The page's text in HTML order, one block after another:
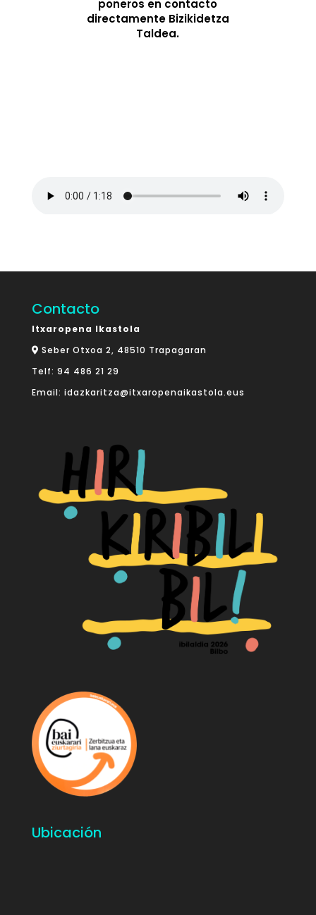
poneros en contacto
directamente Bizikidetza
Taldea.
Contacto
Itxaropena Ikastola
Seber Otxoa 2, 48510 Trapagaran
Telf: 94 486 21 29
Email: idazkaritza@itxaropenaikastola.eus
Ubicación